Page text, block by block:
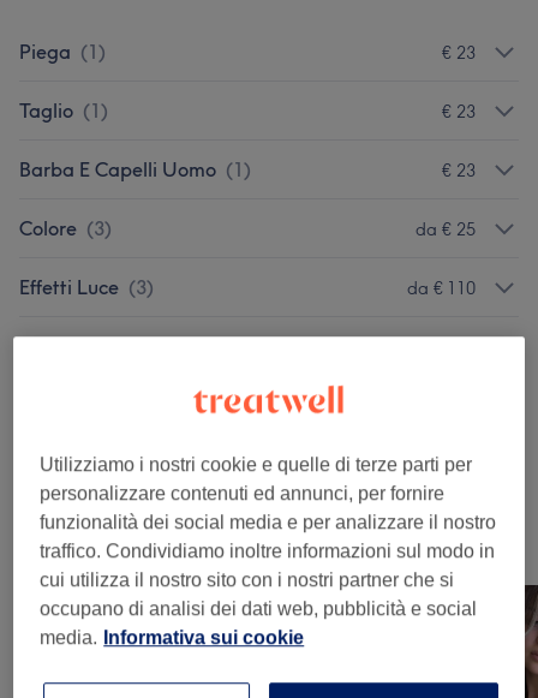
Piega (1) € 23
Taglio (1) € 23
Barba E Capelli Uomo (1) € 23
Colore (3) da € 25
Effetti Luce (3) da € 110
Trattamenti Specifici Per Capelli (3
Acconciatura (2) da € 50
Il nostro lavoro
Tocca l'immagine per vedere più dettagli
Utilizziamo i nostri cookie e quelle di terze parti per
personalizzare contenuti ed annunci, per fornire
funzionalità dei social media e per analizzare il nostro
traffico. Condividiamo inoltre informazioni sul modo in
cui utilizza il nostro sito con i nostri partner che si
occupano di analisi dei dati web, pubblicità e social
media. Informativa sui cookie